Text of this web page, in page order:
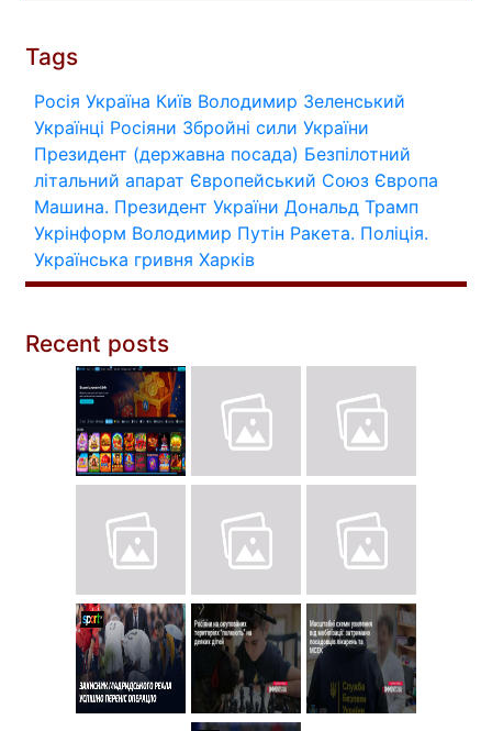
Tags
Росія Україна Київ Володимир Зеленський
Українці Росіяни Збройні сили України
Президент (державна посада) Безпілотний
літальний апарат Європейський Союз Європа
Машина. Президент України Дональд Трамп
Укрінформ Володимир Путін Ракета. Поліція.
Українська гривня Харків
Recent posts